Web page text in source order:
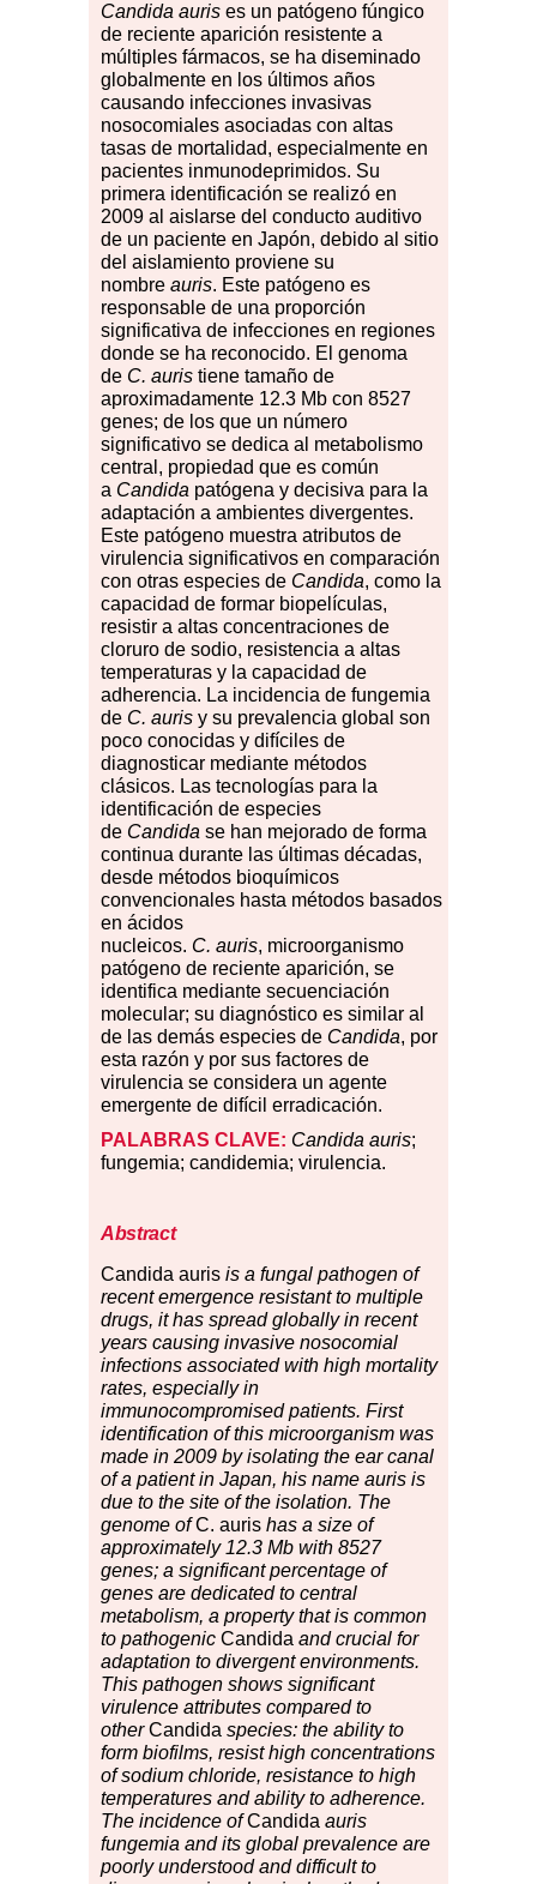
Candida auris es un patógeno fúngico
de reciente aparición resistente a
múltiples fármacos, se ha diseminado
globalmente en los últimos años
causando infecciones invasivas
nosocomiales asociadas con altas
tasas de mortalidad, especialmente en
pacientes inmunodeprimidos. Su
primera identificación se realizó en
2009 al aislarse del conducto auditivo
de un paciente en Japón, debido al sitio
del aislamiento proviene su
nombre auris. Este patógeno es
responsable de una proporción
significativa de infecciones en regiones
donde se ha reconocido. El genoma
de C. auris tiene tamaño de
aproximadamente 12.3 Mb con 8527
genes; de los que un número
significativo se dedica al metabolismo
central, propiedad que es común
a Candida patógena y decisiva para la
adaptación a ambientes divergentes.
Este patógeno muestra atributos de
virulencia significativos en comparación
con otras especies de Candida, como la
capacidad de formar biopelículas,
resistir a altas concentraciones de
cloruro de sodio, resistencia a altas
temperaturas y la capacidad de
adherencia. La incidencia de fungemia
de C. auris y su prevalencia global son
poco conocidas y difíciles de
diagnosticar mediante métodos
clásicos. Las tecnologías para la
identificación de especies
de Candida se han mejorado de forma
continua durante las últimas décadas,
desde métodos bioquímicos
convencionales hasta métodos basados
en ácidos
nucleicos. C. auris, microorganismo
patógeno de reciente aparición, se
identifica mediante secuenciación
molecular; su diagnóstico es similar al
de las demás especies de Candida, por
esta razón y por sus factores de
virulencia se considera un agente
emergente de difícil erradicación.
PALABRAS CLAVE: Candida auris;
fungemia; candidemia; virulencia.
Abstract
Candida auris is a fungal pathogen of
recent emergence resistant to multiple
drugs, it has spread globally in recent
years causing invasive nosocomial
infections associated with high mortality
rates, especially in
immunocompromised patients. First
identification of this microorganism was
made in 2009 by isolating the ear canal
of a patient in Japan, his name auris is
due to the site of the isolation. The
genome ofC. auris has a size of
approximately 12.3 Mb with 8527
genes; a significant percentage of
genes are dedicated to central
metabolism, a property that is common
to pathogenic Candida and crucial for
adaptation to divergent environments.
This pathogen shows significant
virulence attributes compared to
otherCandida species: the ability to
form biofilms, resist high concentrations
of sodium chloride, resistance to high
temperatures and ability to adherence.
The incidence ofCandida auris
fungemia and its global prevalence are
poorly understood and difficult to